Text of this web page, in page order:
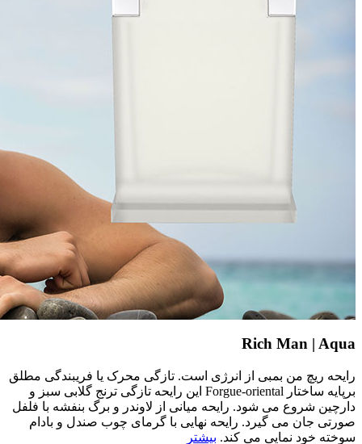
Rich Man | Aqua
رایحه ریچ من بمبی از انرژی است. تازگی محرک یا فریبندگی مطلق
برپایه ساختار Forgue-oriental این رایحه تازگی ترنج گلابی سبز و
دارچین شروع می شود. رایحه میانی از لاوندر و برگ بنفشه با فلفل
صورتی جان می گیرد. رایحه نهایی با گرمای چوب صندل و بادام
سوخته خود نمایی می کند. بیشتر